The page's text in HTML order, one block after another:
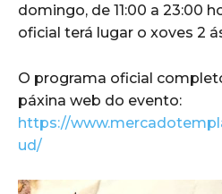
domingo, de 11:00 a 23:00
oficial terá lugar o xoves 2
O programa oficial
páxina web do evento:
https://
ud/